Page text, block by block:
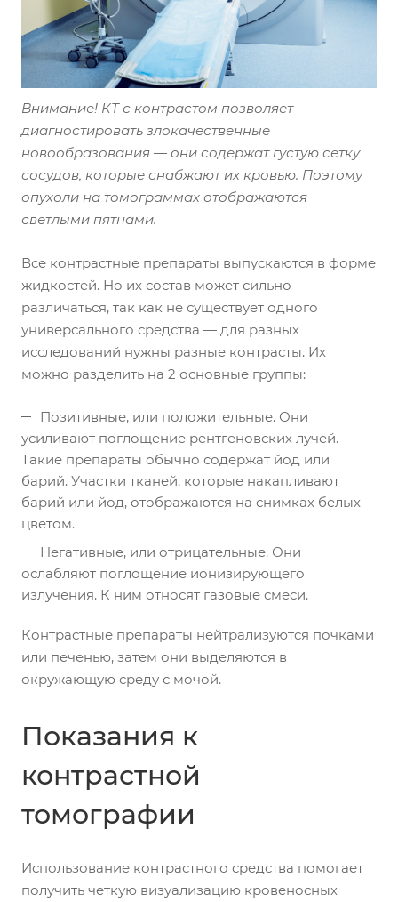
Внимание! КТ с контрастом позволяет
диагностировать злокачественные
новообразования — они содержат густую сетку
сосудов, которые снабжают их кровью. Поэтому
опухоли на томограммах отображаются
светлыми пятнами.
Все контрастные препараты выпускаются в форме
жидкостей. Но их состав может сильно
различаться, так как не существует одного
универсального средства — для разных
исследований нужны разные контрасты. Их
можно разделить на 2 основные группы:
Позитивные, или положительные. Они
усиливают поглощение рентгеновских лучей.
Такие препараты обычно содержат йод или
барий. Участки тканей, которые накапливают
барий или йод, отображаются на снимках белых
цветом.
Негативные, или отрицательные. Они
ослабляют поглощение ионизирующего
излучения. К ним относят газовые смеси.
Контрастные препараты нейтрализуются почками
или печенью, затем они выделяются в
окружающую среду с мочой.
Показания к
контрастной
томографии
Использование контрастного средства помогает
получить четкую визуализацию кровеносных